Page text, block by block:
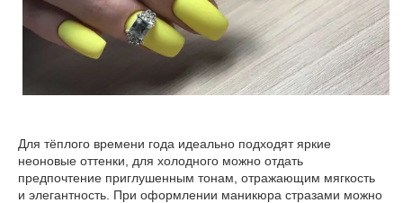
Для тёплого времени года идеально подходят яркие
неоновые оттенки, для холодного можно отдать
предпочтение приглушенным тонам, отражающим мягкость
и элегантность. При оформлении маникюра стразами можно